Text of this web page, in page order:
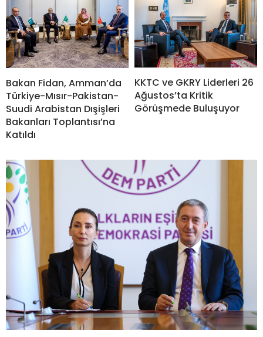
Bakan Fidan, Amman’da
Türkiye-Mısır-Pakistan-
Suudi Arabistan Dışişleri
Bakanları Toplantısı’na
Katıldı
KKTC ve GKRY Liderleri 26
Ağustos’ta Kritik
Görüşmede Buluşuyor